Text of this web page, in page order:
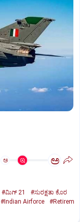
ಅ ಅ
#ಮಿಗ್‌ 21
#ಸುರಕ್ಷತಾ ಕೊರ
#Indian Airforce
#Retirem